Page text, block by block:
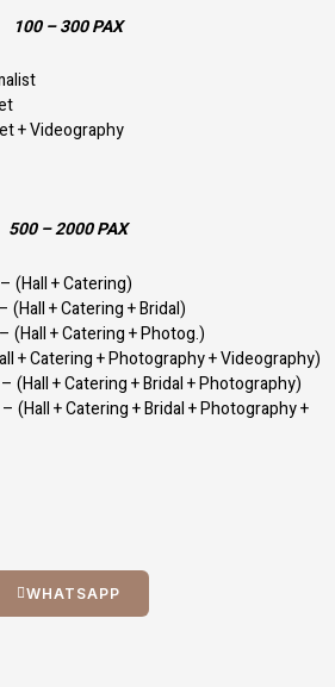
100 – 300 PAX
+ Videography
500 – 2000 PAX
(Hall + Catering)
(Hall + Catering + Bridal)
(Hall + Catering + Photog.)
+ Catering + Photography + Videography)
(Hall + Catering + Bridal + Photography)
(Hall + Catering + Bridal + Photography +
WHATSAPP